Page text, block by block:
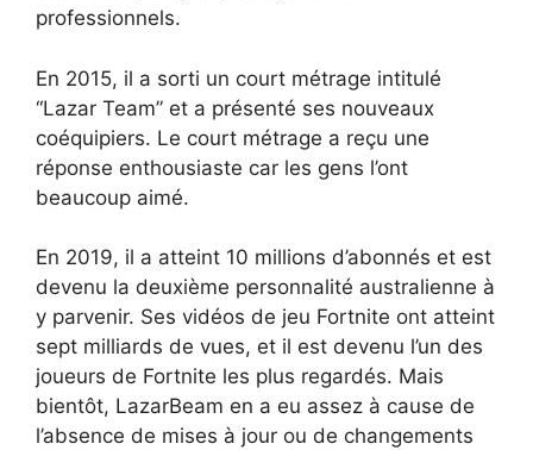
professionnels.
En 2015, il a sorti un court métrage intitulé
“Lazar Team” et a présenté ses nouveaux
coéquipiers. Le court métrage a reçu une
réponse enthousiaste car les gens l’ont
beaucoup aimé.
En 2019, il a atteint 10 millions d’abonnés et est
devenu la deuxième personnalité australienne à
y parvenir. Ses vidéos de jeu Fortnite ont atteint
sept milliards de vues, et il est devenu l’un des
joueurs de Fortnite les plus regardés. Mais
bientôt, LazarBeam en a eu assez à cause de
l’absence de mises à jour ou de changements